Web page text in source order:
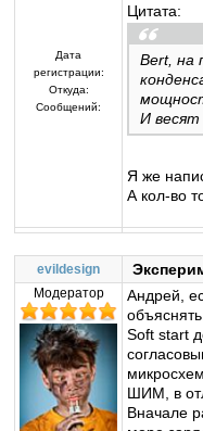
Дата
регистрации:
Откуда:
Сообщений:
Цитата:
Bert, на
И весят
Я же
А кол-во
evildesign
Модератор
Андрей,
Soft start
ШИМ, в
Вначале